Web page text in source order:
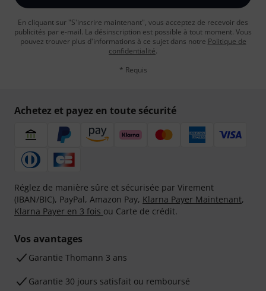
En cliquant sur "S'inscrire maintenant", vous acceptez de recevoir des
publicités par e-mail. La désinscription est possible à tout moment. Vous
pouvez trouver plus d'informations à ce sujet dans notre Politique de
confidentialité.
* Requis
Achetez et payez en toute sécurité
Réglez de manière sûre et sécurisée par Virement
(IBAN/BIC), PayPal, Amazon Pay, Klarna Payer Maintenant,
Klarna Payer en 3 fois ou Carte de crédit.
Vos avantages
Ga­ran­tie Thomann 3 ans
Garantie 30 jours satisfait ou remboursé